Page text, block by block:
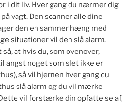
i dit liv. Hver gang du nærmer dig
vagt. Den scanner alle dine
den en sammenhæng med
situationer vil den slå alarm.
at hvis du, som ovenover,
angst noget som slet ikke er
så vil hjernen hver gang du
slå alarm og du vil mærke
vil forstærke din opfattelse af,